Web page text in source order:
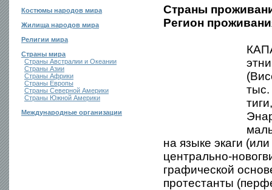
Костюмы народов мира
Жилища народов мира
Религии мира
Страны мира
Страны Австралии и Океании
Страны Азии
Страны Африки
Страны Европы
Страны Северной Америки
Страны Южной Америки
Международные организации
Страны
Регион
тыс.
на языке экаги
центрально-
графической
протестанты